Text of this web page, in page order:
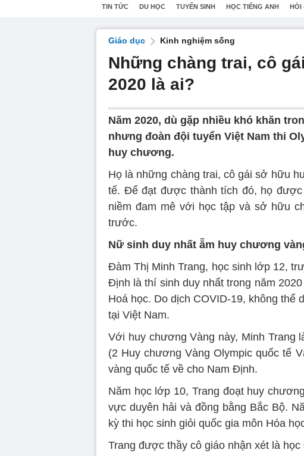
TIN TỨC DU HỌC TUYỂN SINH HỌC TIẾNG ANH HỎI
Giáo dục Kinh nghiệm sống
Những chàng trai, cô
2020 là ai?
Năm 2020, dù gặp nhiều khó khăn
nhưng đoàn đội tuyển Việt Nam thi
huy chương.
Họ là những chàng trai, cô gái sở hữu
tế. Để đạt được thành tích đó, họ
niềm đam mê với học tập và sở hữu
trước.
Nữ sinh duy nhất ẵm huy chương
Đàm Thị Minh Trang, học sinh lớp 12,
Định là thí sinh duy nhất trong năm
Hoá học. Do dịch COVID-19, không thể
tại Việt Nam.
Với huy chương Vàng này, Minh Trang
(2 Huy chương Vàng Olympic quốc tế
vàng quốc tế về cho Nam Định.
Năm học lớp 10, Trang đoạt huy
vực duyên hải và đồng bằng Bắc Bộ.
kỳ thi học sinh giỏi quốc gia môn Hóa
Trang được thầy cô giáo nhận xét là